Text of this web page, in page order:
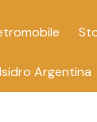
Argentina